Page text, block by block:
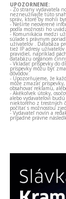
UPOZORNENIE:
- Zo strany vydavateľa
nezneužívajte túto
správ, ktoré by mohli
- Nešírte neoverené
podľa možnosti ho
- Komunikácia medzi
súlade s právnym
užívateľov . Databáza
tiež IP adresy
pravidiel, napríklad
databázu orgánom
- Vkladať príspevky do
príspevky môžu byť
dôvodov.
- Upozorňujeme, že
môže zmazať
obsahovať reklamu,
- Akékoľvek útoky,
alebo vydavateľovi
niektorého z trestných
počítať s možnosťou
- Vydavateľ novín a
prípadné právne